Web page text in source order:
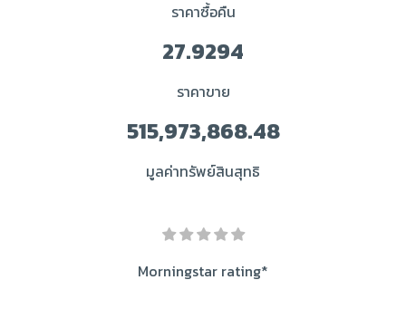
ราคาซื้อคืน
27.9294
ราคาขาย
515,973,868.48
มูลค่าทรัพย์สินสุทธิ
Morningstar rating*